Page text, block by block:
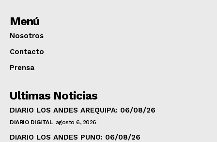
Menú
Nosotros
Contacto
Prensa
Ultimas Noticias
DIARIO LOS ANDES AREQUIPA: 06/08/26
DIARIO DIGITAL agosto 6, 2026
DIARIO LOS ANDES PUNO: 06/08/26